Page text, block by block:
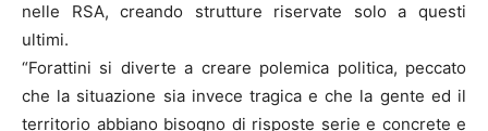
nelle RSA, creando strutture riservate solo a questi
ultimi.
“Forattini si diverte a creare polemica politica, peccato
che la situazione sia invece tragica e che la gente ed il
territorio abbiano bisogno di risposte serie e concrete e